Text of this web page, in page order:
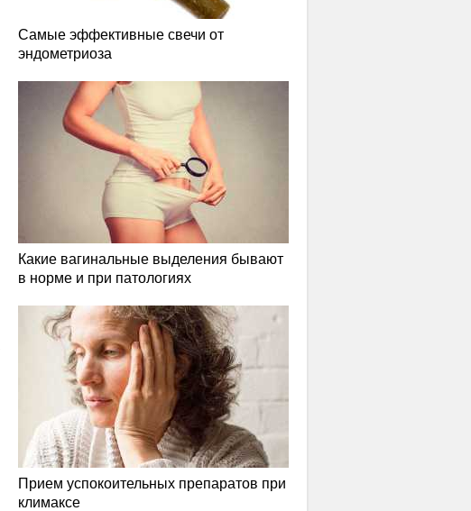
Самые эффективные свечи от
эндометриоза
Какие вагинальные выделения бывают
в норме и при патологиях
Прием успокоительных препаратов при
климаксе